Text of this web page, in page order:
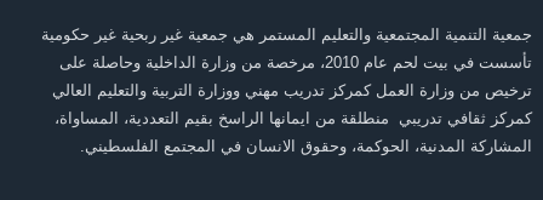
جمعية التنمية المجتمعية والتعليم المستمر هي جمعية غير ربحية غير حكومية
تأسست في بيت لحم عام 2010، مرخصة من وزارة الداخلية وحاصلة على
ترخيص من وزارة العمل كمركز تدريب مهني ووزارة التربية والتعليم العالي
كمركز ثقافي تدريبي منطلقة من ايمانها الراسخ بقيم التعددية، المساواة،
المشاركة المدنية، الحوكمة، وحقوق الانسان في المجتمع الفلسطيني.